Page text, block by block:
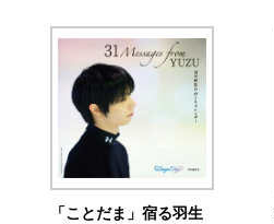
「ことだま」宿る羽生